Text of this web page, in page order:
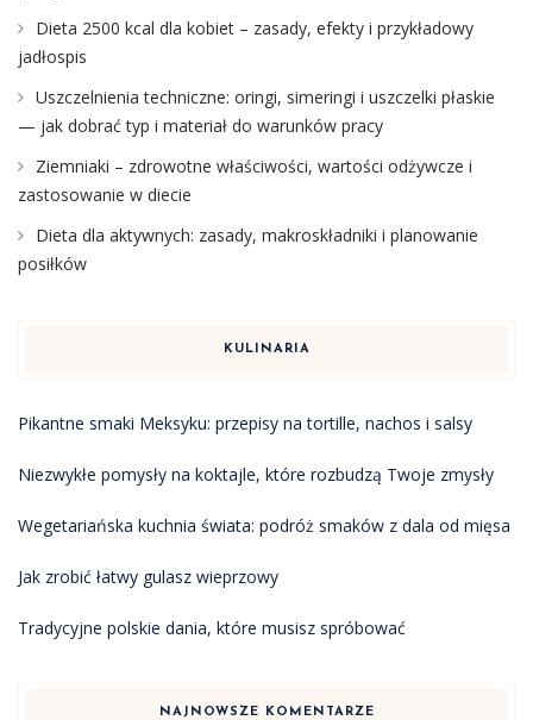
Dieta 2500 kcal dla kobiet – zasady, efekty i przykładowy
jadłospis
Uszczelnienia techniczne: oringi, simeringi i uszczelki płaskie
— jak dobrać typ i materiał do warunków pracy
Ziemniaki – zdrowotne właściwości, wartości odżywcze i
zastosowanie w diecie
Dieta dla aktywnych: zasady, makroskładniki i planowanie
posiłków
KULINARIA
Pikantne smaki Meksyku: przepisy na tortille, nachos i salsy
Niezwykłe pomysły na koktajle, które rozbudzą Twoje zmysły
Wegetariańska kuchnia świata: podróż smaków z dala od mięsa
Jak zrobić łatwy gulasz wieprzowy
Tradycyjne polskie dania, które musisz spróbować
NAJNOWSZE KOMENTARZE